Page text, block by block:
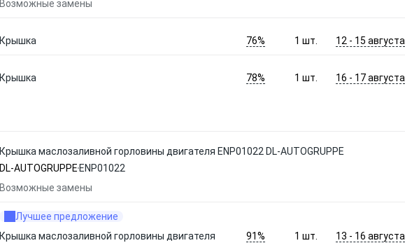
Возможные замены
Крышка 76% 1 шт. 12 - 15 августа
Крышка 78% 1 шт. 16 - 17 августа
Крышка маслозаливной горловины двигателя ENP01022 DL-AUTOGRUPPE
DL-AUTOGRUPPE ENP01022
Возможные замены
Лучшее предложение
Крышка маслозаливной горловины двигателя
91% 1 шт. 13 - 16 августа